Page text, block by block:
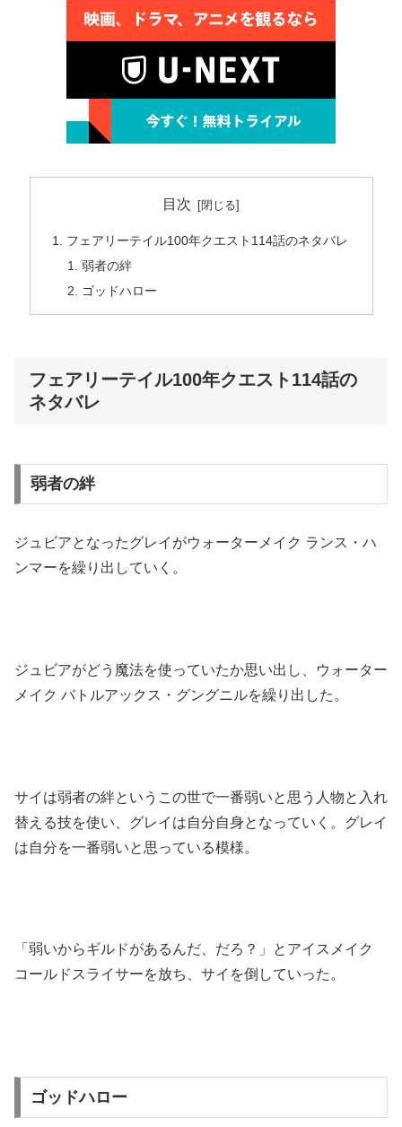
目次
フェアリーテイル100年クエスト114話のネタバレ
弱者の絆
ゴッドハロー
フェアリーテイル100年クエスト114話の
ネタバレ
弱者の絆
ジュビアとなったグレイがウォーターメイク ランス・ハ
ンマーを繰り出していく。
ジュビアがどう魔法を使っていたか思い出し、ウォーター
メイク バトルアックス・グングニルを繰り出した。
サイは弱者の絆というこの世で一番弱いと思う人物と入れ
替える技を使い、グレイは自分自身となっていく。グレイ
は自分を一番弱いと思っている模様。
「弱いからギルドがあるんだ、だろ？」とアイスメイク
コールドスライサーを放ち、サイを倒していった。
ゴッドハロー